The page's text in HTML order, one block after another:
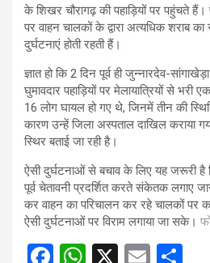
के शिखर चौरागढ़ की पहाड़ियों पर पहुंचते हैं।
पर वाहन चालकों के द्वारा अत्यधिक शराब
दुर्घटनाएं होती रहती हैं।
ज्ञात हो कि 2 दिन पूर्व ही जुन्नारदेव-
घुमावदार पहाड़ियों पर मेलायात्रियों से
16 लोग घायल हो गए थे, जिनमें तीन की
कारण उन्हें जिला अस्पताल दाखिल कराया
स्थिर बताई जा रही है।
ऐसी दुर्घटनाओं से बचाव के लिए यह जरूरी है
पूर्व चेतावनी प्रदर्शित करते संकेतक लगाए
कर वाहन का परिचालन कर रहे चालकों पर
ऐसी दुर्घटनाओं पर विराम लगाया जा सके।
F
W X
E